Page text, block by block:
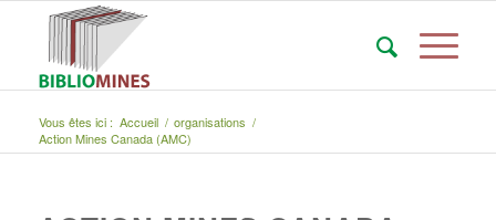
Vous êtes ici : Accueil / organisations /
Action Mines Canada (AMC)